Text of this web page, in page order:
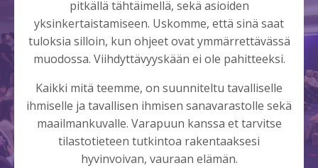
pitkällä tähtäimellä, sekä asioiden
yksinkertaistamiseen. Uskomme, että sinä saat
tuloksia silloin, kun ohjeet ovat ymmärrettävässä
muodossa. Viihdyttävyyskään ei ole pahitteeksi.
Kaikki mitä teemme, on suunniteltu tavalliselle
ihmiselle ja tavallisen ihmisen sanavarastolle sekä
maailmankuvalle. Varapuun kanssa et tarvitse
tilastotieteen tutkintoa rakentaaksesi
hyvinvoivan, vauraan elämän.